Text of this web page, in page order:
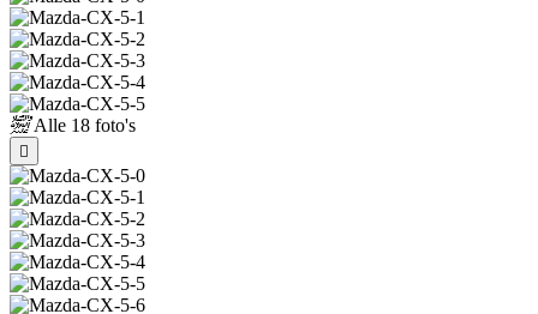
Alle 18 foto's